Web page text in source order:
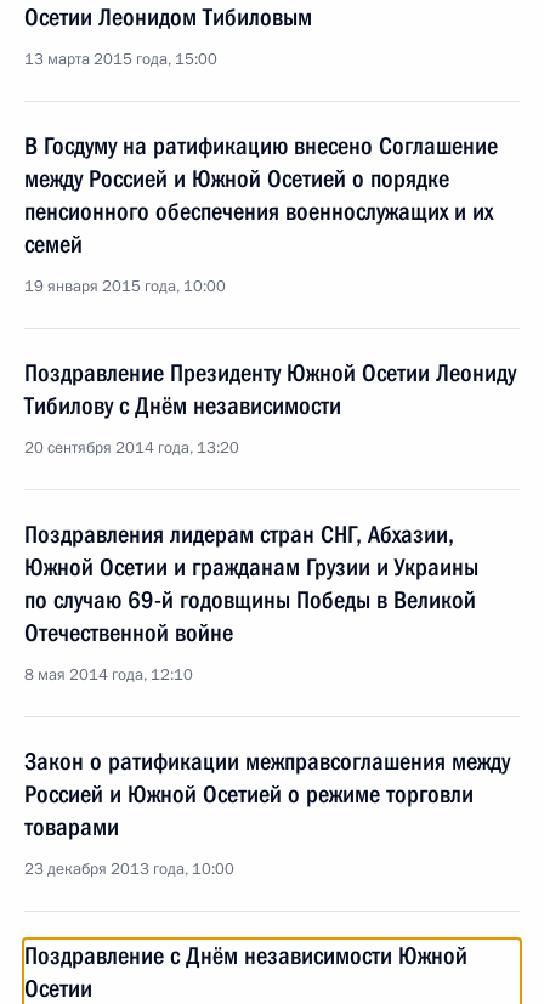
Осетии Леонидом Тибиловым
13 марта 2015 года, 15:00
В Госдуму на ратификацию внесено Соглашение
между Россией и Южной Осетией о порядке
пенсионного обеспечения военнослужащих и их
семей
19 января 2015 года, 10:00
Поздравление Президенту Южной Осетии Леониду
Тибилову с Днём независимости
20 сентября 2014 года, 13:20
Поздравления лидерам стран СНГ, Абхазии,
Южной Осетии и гражданам Грузии и Украины
по случаю 69-й годовщины Победы в Великой
Отечественной войне
8 мая 2014 года, 12:10
Закон о ратификации межправсоглашения между
Россией и Южной Осетией о режиме торговли
товарами
23 декабря 2013 года, 10:00
Поздравление с Днём независимости Южной
Осетии